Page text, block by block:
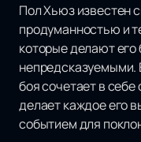
Пол Хьюз известен
продуманностью и
которые делают
непредсказуемыми.
боя сочетает в
делает каждое его
событием для